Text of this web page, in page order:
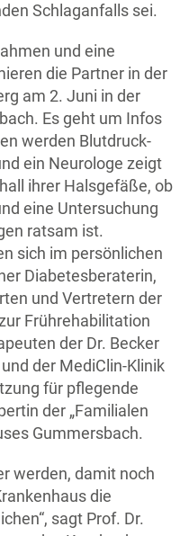
Schlaganfalls sei.
und eine
die Partner in der
am 2. Juni in der
Es geht um Infos
werden Blutdruck-
ein Neurologe zeigt
ihrer Halsgefäße, ob
eine Untersuchung
ratsam ist.
sich im persönlichen
Diabetesberaterin,
und Vertretern der
Frührehabilitation
der Dr. Becker
der MediClin-Klinik
für pflegende
der „Familialen
Gummersbach.
werden, damit noch
die
sagt Prof. Dr.